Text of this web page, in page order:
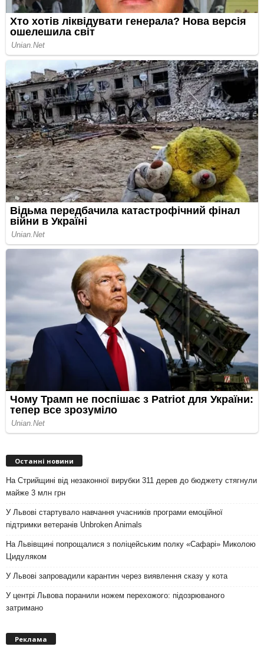
Останні новини
На Стрийщині від незаконної вирубки 311 дерев до бюджету стягнули
майже 3 млн грн
У Львові стартувало навчання учасників програми емоційної
підтримки ветеранів Unbroken Animals
На Львівщині попрощалися з поліцейським полку «Сафарі» Миколою
Цидуляком
У Львові запровадили карантин через виявлення сказу у кота
У центрі Львова поранили ножем перехожого: підозрюваного
затримано
Реклама